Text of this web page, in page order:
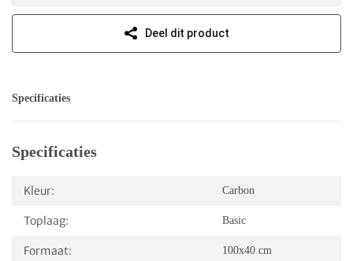
Deel dit product
Specificaties
Specificaties
Kleur: Carbon
Toplaag: Basic
Formaat: 100x40 cm